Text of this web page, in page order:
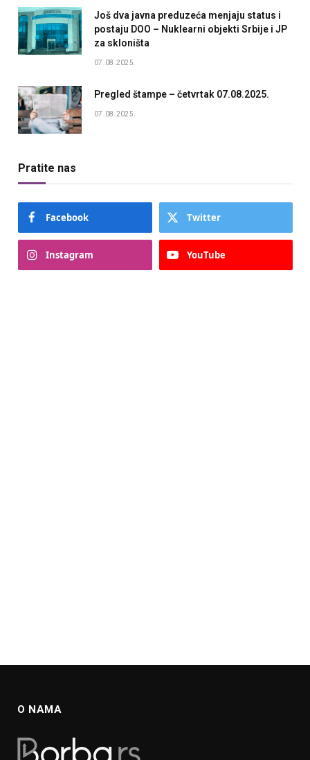
Još dva javna preduzeća menjaju status i
postaju DOO – Nuklearni objekti Srbije i JP
za skloništa
07.08.2025.
Pregled štampe – četvrtak 07.08.2025.
07.08.2025.
Pratite nas
Facebook Twitter
Instagram YouTube
O NAMA